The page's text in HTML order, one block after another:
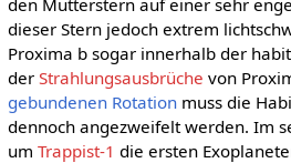
den Mutterstern auf einer sehr
dieser Stern jedoch extrem
Proxima b sogar innerhalb der
der Strahlungsausbrüche von
gebundenen Rotationmuss die
dennoch angezweifelt werden. Im
um Trappist-1 die ersten